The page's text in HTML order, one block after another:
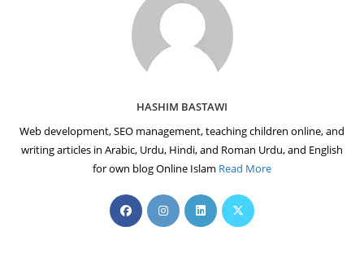
HASHIM BASTAWI
Web development, SEO management, teaching children online, and
writing articles in Arabic, Urdu, Hindi, and Roman Urdu, and English
for own blog Online Islam Read More
Opens
in
Opens
in
Opens
in
Opens